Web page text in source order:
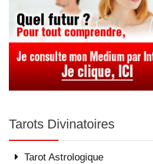
Tarots Divinatoires
Tarot Astrologique